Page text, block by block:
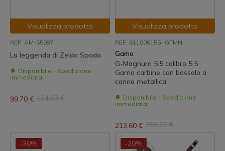
Visualizza prodotto
REF: AM-S5087
La leggenda di Zelda Spada
Disponibile - Spedizione
immediata
99,70 € 124,63 €
Visualizza prodotto
REF: 611006155-IGTMN
Gamo
G-Magnum 5.5 calibro 5.5
Gamo carbine con bossolo a
canna metallica
Disponibile - Spedizione
immediata
213,60 € 356,00 €
-30% -20%